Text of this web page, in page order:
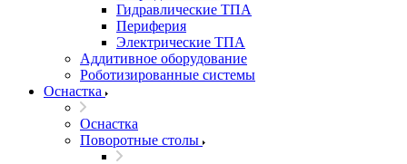
Гидравлические ТПА
Периферия
Электрические ТПА
Аддитивное оборудование
Роботизированные системы
Оснастка
Оснастка
Поворотные столы